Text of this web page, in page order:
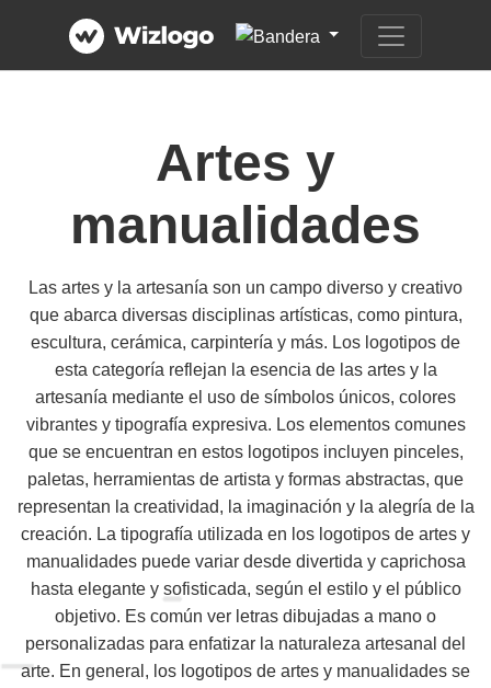
Artes y
manualidades
Las artes y la artesanía son un campo diverso y creativo
que abarca diversas disciplinas artísticas, como pintura,
escultura, cerámica, carpintería y más. Los logotipos de
esta categoría reflejan la esencia de las artes y la
artesanía mediante el uso de símbolos únicos, colores
vibrantes y tipografía expresiva. Los elementos comunes
que se encuentran en estos logotipos incluyen pinceles,
paletas, herramientas de artista y formas abstractas, que
representan la creatividad, la imaginación y la alegría de la
creación. La tipografía utilizada en los logotipos de artes y
manualidades puede variar desde divertida y caprichosa
hasta elegante y sofisticada, según el estilo y el público
objetivo. Es común ver letras dibujadas a mano o
personalizadas para enfatizar la naturaleza artesanal del
arte. En general, los logotipos de artes y manualidades se